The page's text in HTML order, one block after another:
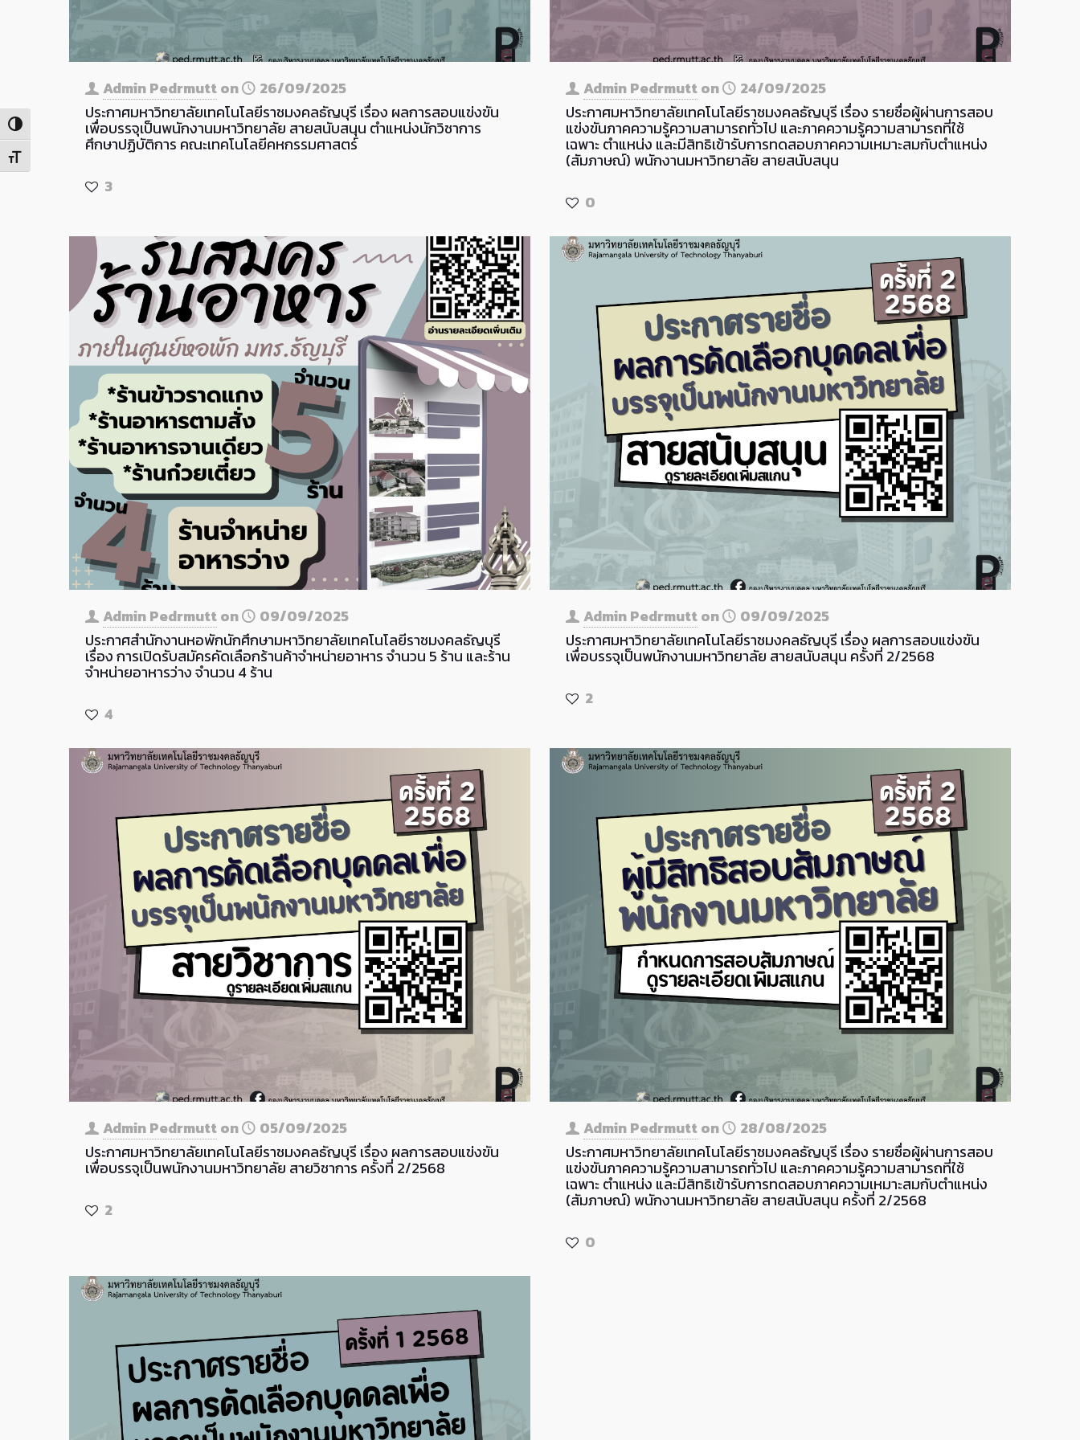
Toggle High Contrast
Toggle Font size
Admin Pedrmutton
26/09/2025
ประกาศมหาวิทยาลัยเทคโนโลยีราชมงคลธัญบุรี เรื่อง ผลการสอบแข่งขัน
เพื่อบรรจุเป็นพนักงานมหาวิทยาลัย สายสนับสนุน ตำแหน่งนักวิชาการ
ศึกษาปฏิบัติการ คณะเทคโนโลยีคหกรรมศาสตร์
3
Admin Pedrmutton
24/09/2025
ประกาศมหาวิทยาลัยเทคโนโลยีราชมงคลธัญบุรี เรื่อง รายชื่อผู้ผ่านการสอบ
แข่งขันภาคความรู้ความสามารถทั่วไป และภาคความรู้ความสามารถที่ใช้
เฉพาะ ตำแหน่ง และมีสิทธิเข้ารับการทดสอบภาคความเหมาะสมกับตำแหน่ง
(สัมภาษณ์) พนักงานมหาวิทยาลัย สายสนับสนุน
0
Admin Pedrmutton
09/09/2025
ประกาศสำนักงานหอพักนักศึกษามหาวิทยาลัยเทคโนโลยีราชมงคลธัญบุรี
เรื่อง การเปิดรับสมัครคัดเลือกร้านค้าจำหน่ายอาหาร จำนวน 5 ร้าน และร้าน
จำหน่ายอาหารว่าง จำนวน 4 ร้าน
4
Admin Pedrmutton
09/09/2025
ประกาศมหาวิทยาลัยเทคโนโลยีราชมงคลธัญบุรี เรื่อง ผลการสอบแข่งขัน
เพื่อบรรจุเป็นพนักงานมหาวิทยาลัย สายสนับสนุน ครั้งที่ 2/2568
2
Admin Pedrmutton
05/09/2025
ประกาศมหาวิทยาลัยเทคโนโลยีราชมงคลธัญบุรี เรื่อง ผลการสอบแข่งขัน
เพื่อบรรจุเป็นพนักงานมหาวิทยาลัย สายวิชาการ ครั้งที่ 2/2568
2
Admin Pedrmutton
28/08/2025
ประกาศมหาวิทยาลัยเทคโนโลยีราชมงคลธัญบุรี เรื่อง รายชื่อผู้ผ่านการสอบ
แข่งขันภาคความรู้ความสามารถทั่วไป และภาคความรู้ความสามารถที่ใช้
เฉพาะ ตำแหน่ง และมีสิทธิเข้ารับการทดสอบภาคความเหมาะสมกับตำแหน่ง
(สัมภาษณ์) พนักงานมหาวิทยาลัย สายสนับสนุน ครั้งที่ 2/2568
0